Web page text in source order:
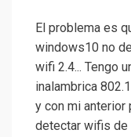
El problema es
windows10 no
wifi 2.4... Tengo
inalambrica
y con mi anterior
detectar wifis de